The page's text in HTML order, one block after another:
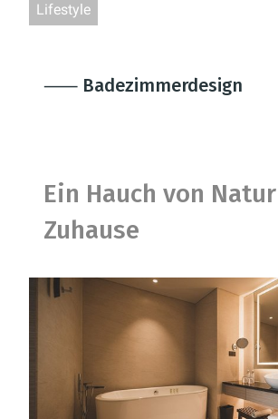
Lifestyle
⸺ Badezimmerdesign
Ein Hauch von
Zuhause